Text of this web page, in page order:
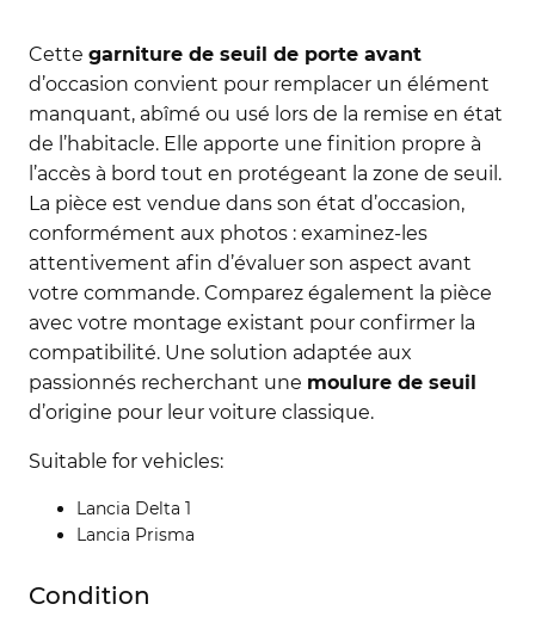
Cette garniture de seuil de porte avant
d’occasion convient pour remplacer un élément
manquant, abîmé ou usé lors de la remise en état
de l’habitacle. Elle apporte une finition propre à
l’accès à bord tout en protégeant la zone de seuil.
La pièce est vendue dans son état d’occasion,
conformément aux photos : examinez-les
attentivement afin d’évaluer son aspect avant
votre commande. Comparez également la pièce
avec votre montage existant pour confirmer la
compatibilité. Une solution adaptée aux
passionnés recherchant une moulure de seuil
d’origine pour leur voiture classique.
Suitable for vehicles:
Lancia Delta 1
Lancia Prisma
Condition